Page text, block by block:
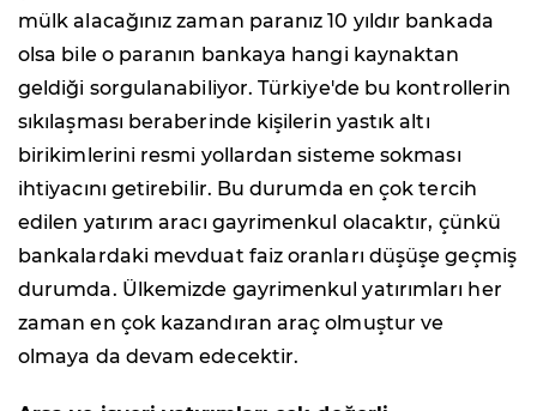
mülk alacağınız zaman paranız 10 yıldır bankada
olsa bile o paranın bankaya hangi kaynaktan
geldiği sorgulanabiliyor. Türkiye'de bu kontrollerin
sıkılaşması beraberinde kişilerin yastık altı
birikimlerini resmi yollardan sisteme sokması
ihtiyacını getirebilir. Bu durumda en çok tercih
edilen yatırım aracı gayrimenkul olacaktır, çünkü
bankalardaki mevduat faiz oranları düşüşe geçmiş
durumda. Ülkemizde gayrimenkul yatırımları her
zaman en çok kazandıran araç olmuştur ve
olmaya da devam edecektir.